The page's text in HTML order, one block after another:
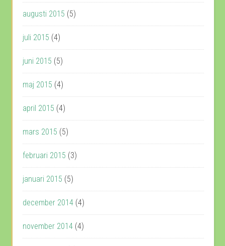
augusti 2015 (5)
juli 2015 (4)
juni 2015 (5)
maj 2015 (4)
april 2015 (4)
mars 2015 (5)
februari 2015 (3)
januari 2015 (5)
december 2014 (4)
november 2014 (4)